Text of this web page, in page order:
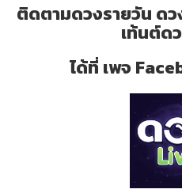
ติดตามดวงรายวัน ด
เท้นต์ด
ได้ที่ เพจ